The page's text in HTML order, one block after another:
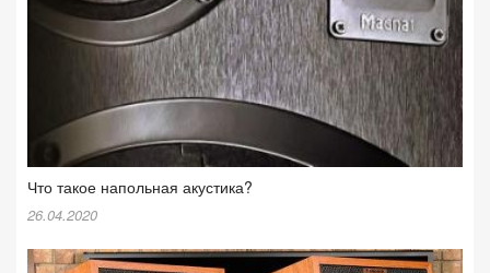
Что такое напольная акустика?
26.04.2020